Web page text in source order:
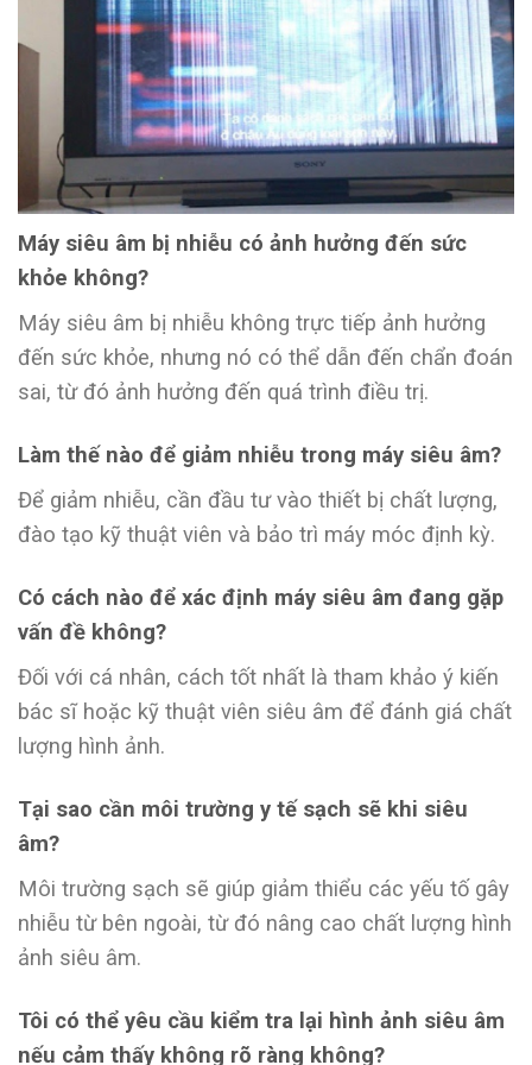
Máy siêu âm bị nhiễu có ảnh hưởng đến sức
khỏe không?
Máy siêu âm bị nhiễu không trực tiếp ảnh hưởng
đến sức khỏe, nhưng nó có thể dẫn đến chẩn đoán
sai, từ đó ảnh hưởng đến quá trình điều trị.
Làm thế nào để giảm nhiễu trong máy siêu âm?
Để giảm nhiễu, cần đầu tư vào thiết bị chất lượng,
đào tạo kỹ thuật viên và bảo trì máy móc định kỳ.
Có cách nào để xác định máy siêu âm đang gặp
vấn đề không?
Đối với cá nhân, cách tốt nhất là tham khảo ý kiến
bác sĩ hoặc kỹ thuật viên siêu âm để đánh giá chất
lượng hình ảnh.
Tại sao cần môi trường y tế sạch sẽ khi siêu
âm?
Môi trường sạch sẽ giúp giảm thiểu các yếu tố gây
nhiễu từ bên ngoài, từ đó nâng cao chất lượng hình
ảnh siêu âm.
Tôi có thể yêu cầu kiểm tra lại hình ảnh siêu âm
nếu cảm thấy không rõ ràng không?